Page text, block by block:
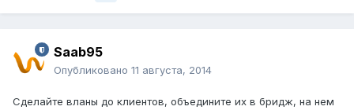
Saab95
Опубликовано 11 августа, 2014
Сделайте вланы до клиентов, объедините их в бридж, на нем